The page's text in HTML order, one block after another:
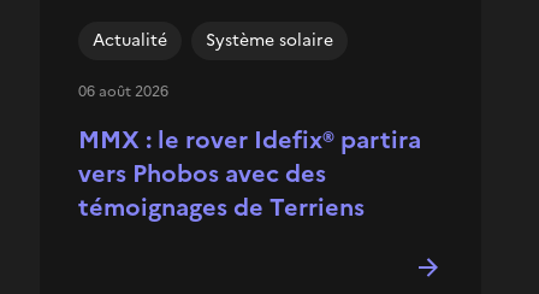
MMX : le rover Idefix® partira
vers Phobos avec des
témoignages de Terriens
Actualité Système solaire
06 août 2026